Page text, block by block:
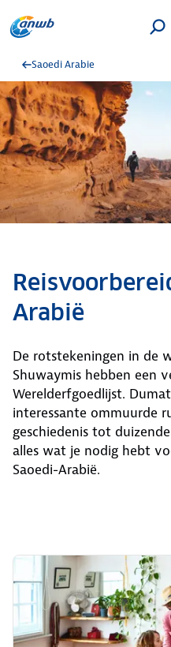
Saoedi Arabie
Arabië
De rotstekeningen in de
Shuwaymis hebben een
Werelderfgoedlijst.
interessante ommuurde
geschiedenis tot
alles wat je nodig hebt
Saoedi-Arabië.